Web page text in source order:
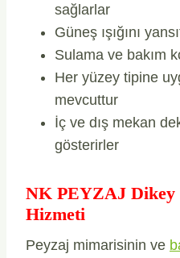
sağlarlar
Güneş ışığını
Sulama ve bakım
Her yüzey tipine
mevcuttur
İç ve dış mekan
gösterirler
NK PEYZAJ Dikey
Hizmeti
Peyzaj mimarisinin ve